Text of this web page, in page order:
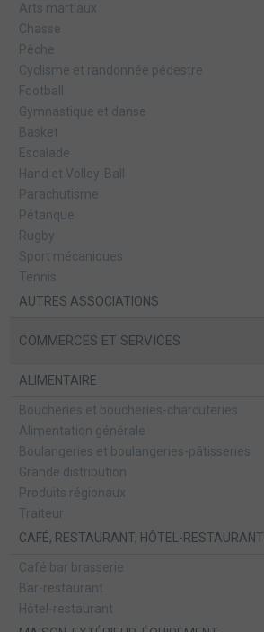
Arts martiaux
Chasse
Pêche
Cyclisme et randonnée pédestre
Football
Gymnastique et danse
Basket
Escalade
Hand et Volley-Ball
Parachutisme
Pétanque
Rugby
Sport mécaniques
Tennis
AUTRES ASSOCIATIONS
COMMERCES ET SERVICES
ALIMENTAIRE
Boucheries et boucheries-charcuteries
Alimentation générale
Boulangeries et boulangeries-pâtisseries
Grande distribution
Produits régionaux
Traiteur
CAFÉ, RESTAURANT, HÔTEL-RESTAURANT
Café bar brasserie
Bar-restaurant
Hôtel-restaurant